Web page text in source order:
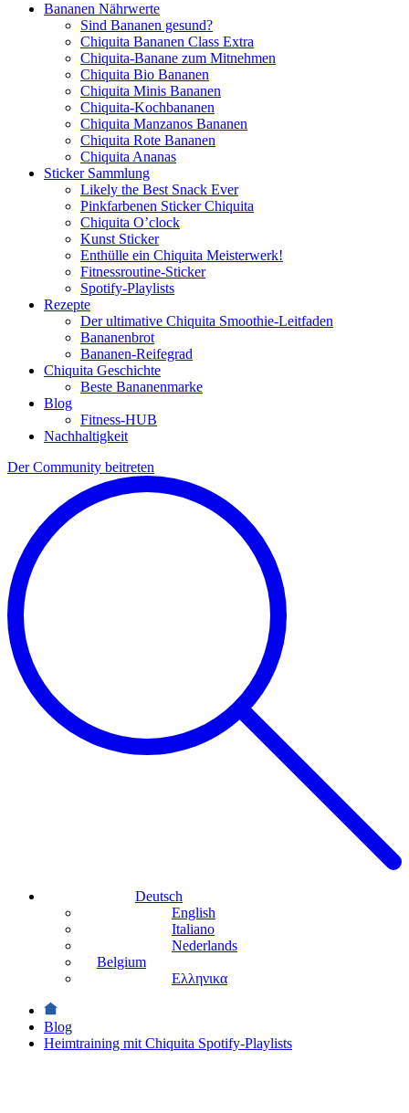
Bananen Nährwerte
Sind Bananen gesund?
Chiquita Bananen Class Extra
Chiquita-Banane zum Mitnehmen
Chiquita Bio Bananen
Chiquita Minis Bananen
Chiquita-Kochbananen
Chiquita Manzanos Bananen
Chiquita Rote Bananen
Chiquita Ananas
Sticker Sammlung
Likely the Best Snack Ever
Pinkfarbenen Sticker Chiquita
Chiquita O’clock
Kunst Sticker
Enthülle ein Chiquita Meisterwerk!
Fitnessroutine-Sticker
Spotify-Playlists
Rezepte
Der ultimative Chiquita Smoothie-Leitfaden
Bananenbrot
Bananen-Reifegrad
Chiquita Geschichte
Beste Bananenmarke
Blog
Fitness-HUB
Nachhaltigkeit
Der Community beitreten
Deutsch
English
Italiano
Nederlands
Belgium
Ελληνικα
Blog
Heimtraining mit Chiquita Spotify-Playlists